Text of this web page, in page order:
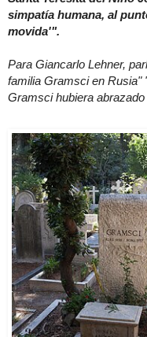
simpatía humana, al
movida'".
Para Giancarlo Lehner,
familia Gramsci en Rusia"
Gramsci hubiera